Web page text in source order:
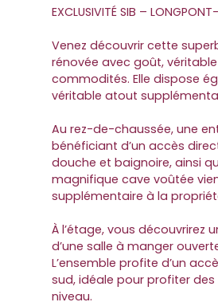
EXCLUSIVITÉ SIB –
Venez découvrir cette
rénovée avec goût,
commodités. Elle dispose
véritable atout
Au rez-de-chaussée, une
bénéficiant d’un accès
douche et baignoire, ainsi
magnifique cave voûtée
supplémentaire à la
À l’étage, vous découvrirez
d’une salle à manger
L’ensemble profite d’un
sud, idéale pour profiter
niveau.